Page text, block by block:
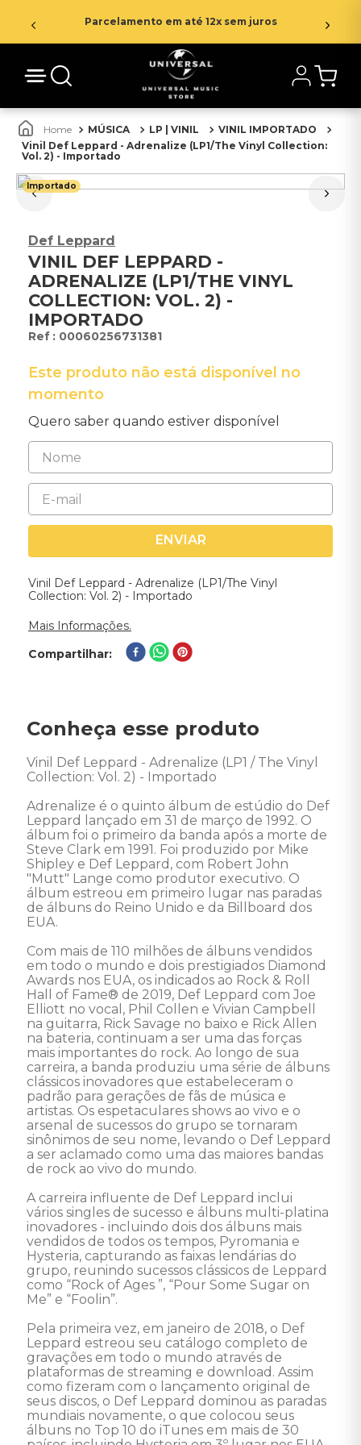
Parcelamento em até 12x sem juros
MÚSICA LP | VINIL
VINIL IMPORTADO
Vinil Def Leppard - Adrenalize (LP1/The Vinyl Collection:
Vol. 2) - Importado
Importado
Def Leppard
VINIL DEF LEPPARD -
ADRENALIZE (LP1/THE VINYL
COLLECTION: VOL. 2) -
IMPORTADO
: 00060256731381
Este produto não está disponível no
momento
Quero saber quando estiver disponível
ENVIAR
Vinil Def Leppard - Adrenalize (LP1/The Vinyl
Collection: Vol. 2) - Importado
Mais Informações.
Compartilhar
Conheça esse produto
Vinil Def Leppard - Adrenalize (LP1 / The Vinyl
Collection: Vol. 2) - Importado
Adrenalize é o quinto álbum de estúdio do Def
Leppard lançado em 31 de março de 1992. O
álbum foi o primeiro da banda após a morte de
Steve Clark em 1991. Foi produzido por Mike
Shipley e Def Leppard, com Robert John
"Mutt" Lange como produtor executivo. O
álbum estreou em primeiro lugar nas paradas
de álbuns do Reino Unido e da Billboard dos
EUA.
Com mais de 110 milhões de álbuns vendidos
em todo o mundo e dois prestigiados Diamond
Awards nos EUA, os indicados ao Rock & Roll
Hall of Fame® de 2019, Def Leppard com Joe
Elliott no vocal, Phil Collen e Vivian Campbell
na guitarra, Rick Savage no baixo e Rick Allen
na bateria, continuam a ser uma das forças
mais importantes do rock. Ao longo de sua
carreira, a banda produziu uma série de álbuns
clássicos inovadores que estabeleceram o
padrão para gerações de fãs de música e
artistas. Os espetaculares shows ao vivo e o
arsenal de sucessos do grupo se tornaram
sinônimos de seu nome, levando o Def Leppard
a ser aclamado como uma das maiores bandas
de rock ao vivo do mundo.
A carreira influente de Def Leppard inclui
vários singles de sucesso e álbuns multi-platina
inovadores - incluindo dois dos álbuns mais
vendidos de todos os tempos, Pyromania e
Hysteria, capturando as faixas lendárias do
grupo, reunindo sucessos clássicos de Leppard
como “Rock of Ages ”, “Pour Some Sugar on
Me” e “Foolin”.
Pela primeira vez, em janeiro de 2018, o Def
Leppard estreou seu catálogo completo de
gravações em todo o mundo através de
plataformas de streaming e download. Assim
como fizeram com o lançamento original de
seus discos, o Def Leppard dominou as paradas
mundiais novamente, o que colocou seus
álbuns no Top 10 do iTunes em mais de 30